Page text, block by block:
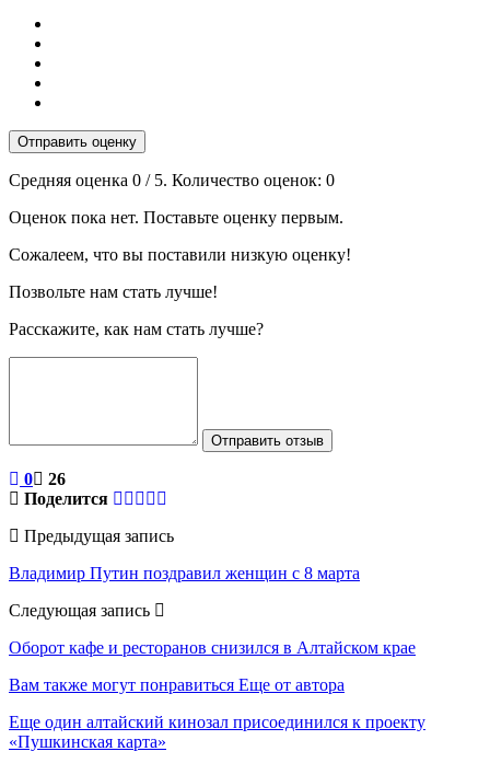
Отправить оценку
Средняя оценка 0 / 5. Количество оценок: 0
Оценок пока нет. Поставьте оценку первым.
Сожалеем, что вы поставили низкую оценку!
Позвольте нам стать лучше!
Расскажите, как нам стать лучше?
Отправить отзыв
0
26
Поделится
Предыдущая запись
Владимир Путин поздравил женщин с 8 марта
Следующая запись
Оборот кафе и ресторанов снизился в Алтайском крае
Вам также могут понравиться Еще от автора
Еще один алтайский кинозал присоединился к проекту
«Пушкинская карта»